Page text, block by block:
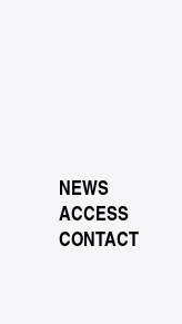
NEWS
ACCESS
CONTACT